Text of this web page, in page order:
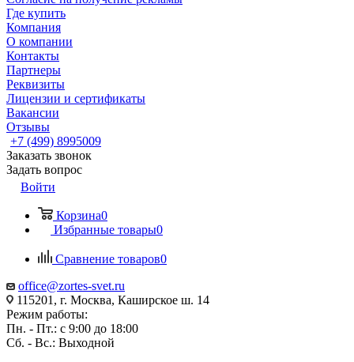
Где купить
Компания
О компании
Контакты
Партнеры
Реквизиты
Лицензии и сертификаты
Вакансии
Отзывы
+7 (499) 8995009
Заказать звонок
Задать вопрос
Войти
Корзина0
Избранные товары0
Сравнение товаров0
office@zortes-svet.ru
115201, г. Москва, Каширское ш. 14
Режим работы:
Пн. - Пт.: с 9:00 до 18:00
Сб. - Вс.: Выходной